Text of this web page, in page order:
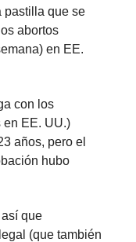
pastilla que se
abortos
en EE.
con los
en EE. UU.)
años, pero el
hubo
que
(que también